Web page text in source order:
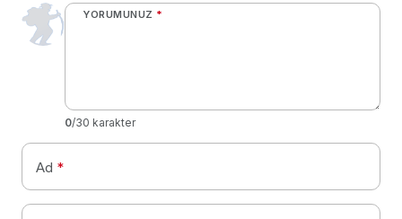
YORUMUNUZ *
0/30 karakter
Ad *